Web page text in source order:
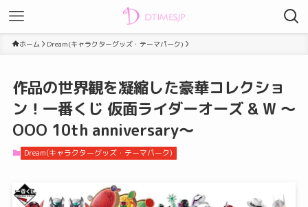
ホーム Dream(キャラクターグッズ・テーマパーク)
作品の世界観を凝縮した豪華コレクショ
ン！一番くじ 仮面ライダーオーズ & W ～
OOO 10th anniversary～
Dream(キャラクターグッズ・テーマパーク)